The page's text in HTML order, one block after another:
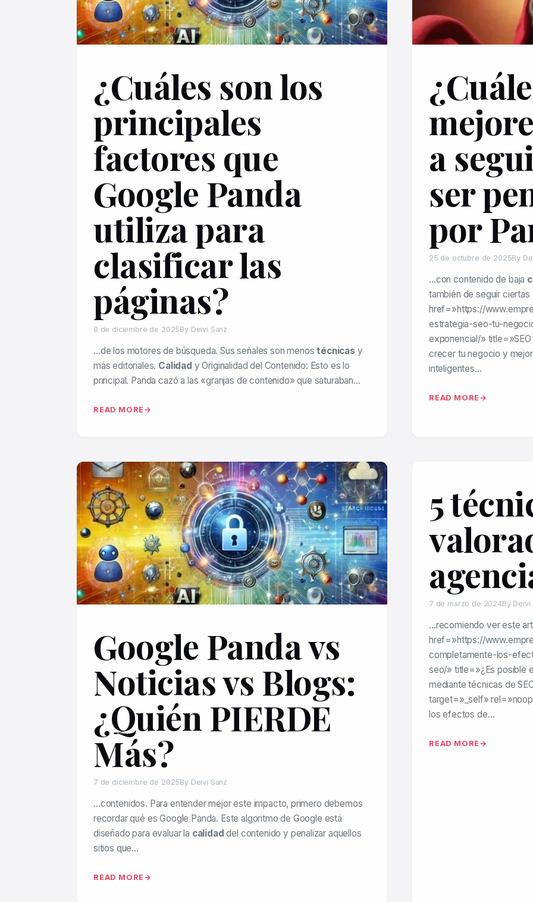
¿Cuáles son los
principales
factores que
Google Panda
utiliza para
clasificar las
páginas?
8 de diciembre de 2025By Deivi Sanz
…de los motores de búsqueda. Sus señales son menos técnicasy
más editoriales. Calidad y Originalidad del Contenido: Esto es lo
principal. Panda cazó a las «granjas de contenido» que saturaban…
READ MORE
a
ser
por
25 de octubre de 2025By
…con contenido de baja
también de seguir ciertas
href=»https://
estrategia-seo-tu-
exponencial/»
crecer tu negocio y
inteligentes…
READ MORE
Google Panda vs
Noticias vs Blogs:
¿Quién PIERDE
Más?
7 de diciembre de 2025By Deivi Sanz
…contenidos. Para entender mejor este impacto, primero debemos
recordar qué es Google Panda. Este algoritmo de Google está
diseñado para evaluar la calidad del contenido y penalizar aquellos
sitios que…
READ MORE
5
7 de marzo de 2024By Deivi
…recomiendo ver este
href=»https://
completamente-los-
seo/» title=»¿Es posible
mediante técnicas de
target=»_self»
los efectos de…
READ MORE